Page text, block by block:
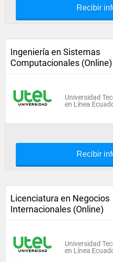
Recibir
Ingeniería en Sistemas
Computacionales (Online)
Universidad
en Línea
Recibir
Licenciatura en Negocios
Internacionales (Online)
Universidad
en Línea